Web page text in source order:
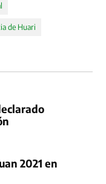
de Huari
2021 en